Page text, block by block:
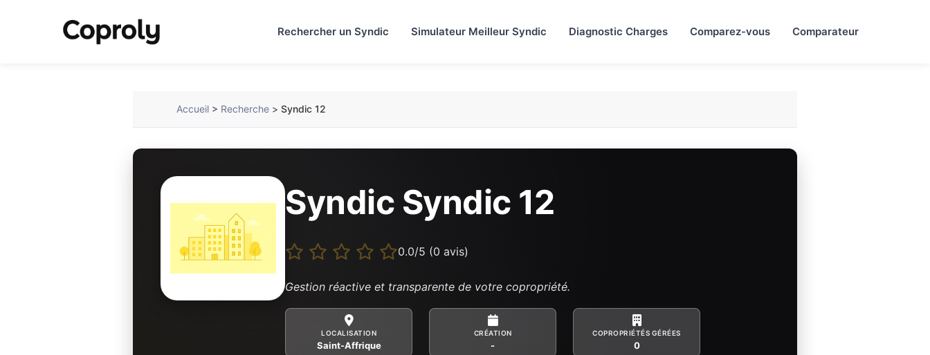
Rechercher un Syndic Simulateur Meilleur Syndic Diagnostic Charges Comparez-vous Comparateur
Accueil > Recherche > Syndic 12
Syndic Syndic 12
0.0/5 (0 avis)
Gestion réactive et transparente de votre copropriété.
LOCALISATION
Saint-Affrique
CRÉATION
-
COPROPRIÉTÉS GÉRÉES
0